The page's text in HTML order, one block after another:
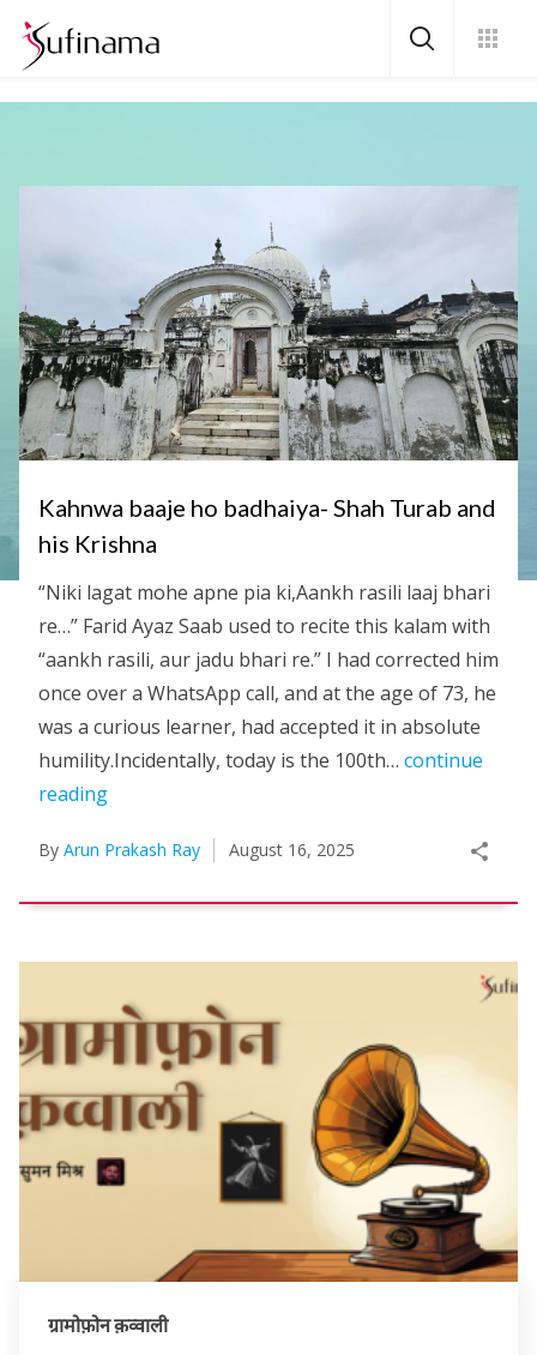
Kahnwa baaje ho badhaiya- Shah Turab and
his Krishna
“Niki lagat mohe apne pia ki,Aankh rasili laaj bhari
re…” Farid Ayaz Saab used to recite this kalam with
“aankh rasili, aur jadu bhari re.” I had corrected him
once over a WhatsApp call, and at the age of 73, he
was a curious learner, had accepted it in absolute
humility.Incidentally, today is the 100th… continue
reading
By Arun Prakash Ray August 16, 2025
ग्रामोफ़ोन क़व्वाली